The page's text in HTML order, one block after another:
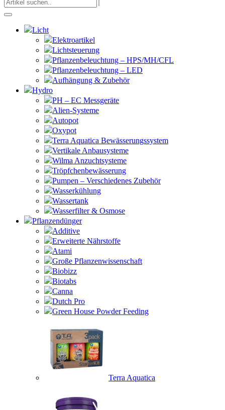
Licht
Elektroartikel
Lichtsteuerung
Pflanzenbeleuchtung – HPS/MH/CFL
Pflanzenbeleuchtung – LED
Aufhängung & Zubehör
Hydro
PH – EC Messgeräte
Alien-Systeme
Autopot
Oxypot
Terra Aquatica Bewässerungssystem
Vertikale Anbausysteme
Wilma Anzuchtsysteme
Tröpfchenbewässerung
Pumpen – Verschiedenes Zubehör
Wasserkühlung
Wassertank
Wasserfilter & Osmose
Pflanzendünger
Additive
Erweiterte Nährstoffe
Atami
Große Pflanzenwissenschaft
Biobizz
Biotabs
Canna
Dutch Pro
Green House Powder Feeding
Terra Aquatica